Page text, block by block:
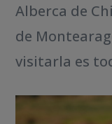
Alberca de
de
visitarla es